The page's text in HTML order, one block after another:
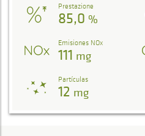
Prestazione
85,0 %
Emisiones NOx
111 mg
Partículas
12 mg